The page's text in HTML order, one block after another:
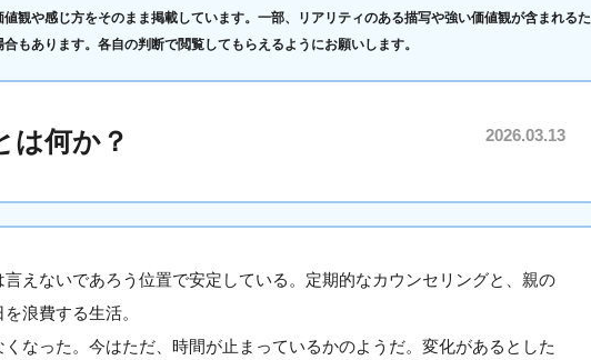
観や感じ方をそのまま掲載しています。一部、リアリティのある描写や強い価値観が含まれるた
もあります。各自の判断で閲覧してもらえるようにお願いします。
は何か？ 2026.03.13
えないであろう位置で安定している。定期的なカウンセリングと、親の
浪費する生活。
なった。今はただ、時間が止まっているかのようだ。変化があるとした